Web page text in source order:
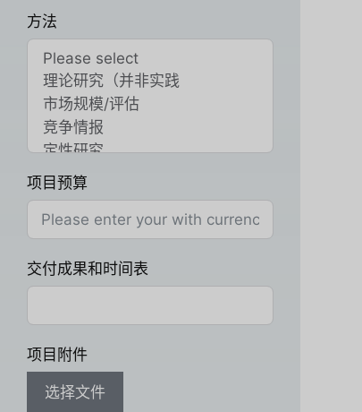
方法
项目预算
交付成果和时间表
项目附件
选择文件